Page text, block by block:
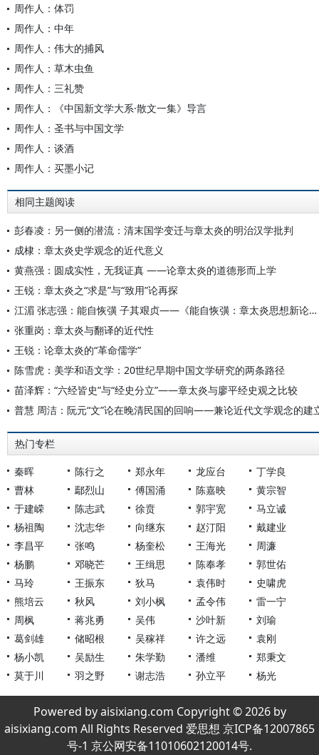
周作人：体罚
周作人：中年
周作人：伟大的捕风
周作人：草木虫鱼
周作人：三礼赞
周作人：《中国新文学大系·散文一集》导言
周作人：圣书与中国文学
周作人：谈酒
周作人：买墨小记
相同主题阅读
彭春凌：另一侧的潜流：清末国学变迁与章太炎的明治汉学批判
成棣：章太炎史学观念的近代意义
黄燕强：圆成实性，无我证真 ——论章太炎的道德形而上学
王锐：章太炎之“求是”与“致用”论再探
江湄 张志强：能自恢彉 子其艰贞——《能自恢彉：章太炎思想新论》绪论
张重岗：章太炎与翻译的近代性
王锐：论章太炎的“革命儒学”
陈雪虎：美学和语文学：20世纪早期中国文学研究的两条路径
苗泽辉：“六经皆史”与“经史分立”——章太炎与廖平经史观之比较
普慧 周洁：阮元“文”论在晚清民国的回响——兼论近代文学观念的建
热门专栏
秦晖 陈行之 郑永年 龙应台
丁学良
曹林
鄢烈山 傅国涌 陈嘉映
黄宗智
于建嵘
陈志武 徐贲 郭宇宽
马立诚
杨祖陶
沈志华 向继东 赵汀阳
戴建业
李昌平
张鸣 杨奎松 王海光
周濂
杨鹏
邓晓芒 王缉思 陈奉孝
郭世佑
马玲
王振东 狄马 袁伟时
史啸虎
熊培云
秋风 刘小枫 孟令伟
雷一宁
周枫
蒋兆勇 吴伟 沙叶新
刘瑜
葛剑雄
储昭根 吴稼祥 许之远
袁刚
杨小凯
吴励生 朱学勤 潘维
郑秉文
莫于川
羽之野 谢志浩 孙立平 杨光
Powered by aisixiang.com Copyright © 2026 by
aisixiang.com All Rights Reserved 爱思想 京ICP备12007865
号-1 京公网安备11010602120014号.